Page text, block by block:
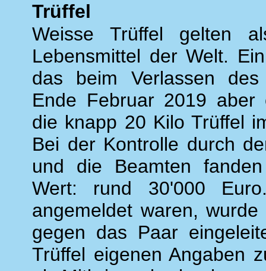
Trüffel
Weisse Trüffel gelten
Lebensmittel der Welt.
das beim Verlassen des
Ende Februar 2019 aber
die knapp 20 Kilo Trüffel
Bei der Kontrolle durch
und die Beamten
Wert: rund 30'000
angemeldet waren,
gegen das Paar
Trüffel eigenen Angaben